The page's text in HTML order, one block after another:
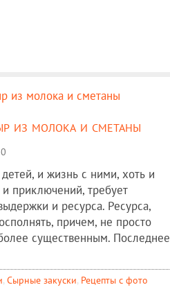
из молока и сметаны
и жизнь с ними, хоть и
приключений, требует
и ресурса. Ресурса,
причем, не просто
существенным. Последнее
, Сырные закуски, Рецепты c фото